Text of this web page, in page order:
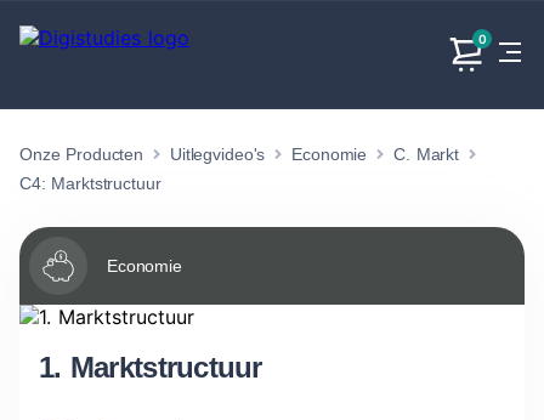
0
Exacte
vakken
vakken.
Taalvakken
vakken.
MaatschappijvakkenProducten
Onze Producten Uitlegvideo's Economie
C. Markt
C4: Marktstructuur
Economie
1. Marktstructuur